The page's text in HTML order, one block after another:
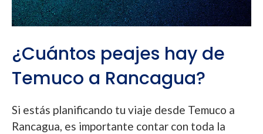
¿Cuántos peajes hay de
Temuco a Rancagua?
Si estás planificando tu viaje desde Temuco a
Rancagua, es importante contar con toda la